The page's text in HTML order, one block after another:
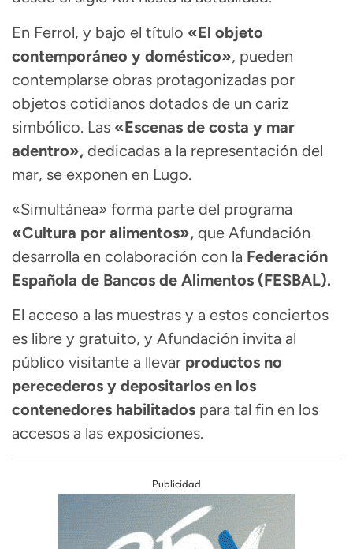
En Ferrol, y bajo el título «El objeto
contemporáneo y doméstico», pueden
contemplarse obras protagonizadas por
objetos cotidianos dotados de un cariz
simbólico. Las «Escenas de costa y mar
adentro», dedicadas a la representación del
mar, se exponen en Lugo.
«Simultánea» forma parte del programa
«Cultura por alimentos», que Afundación
desarrolla en colaboración con la Federación
Española de Bancos de Alimentos (FESBAL).
El acceso a las muestras y a estos conciertos
es libre y gratuito, y Afundación invita al
público visitante a llevar productos no
perecederos y depositarlos en los
contenedores habilitados para tal fin en los
accesos a las exposiciones.
Publicidad